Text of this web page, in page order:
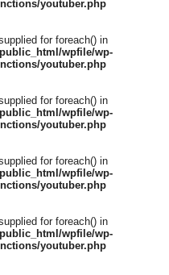
youtuber.php
for foreach() in
wpfile/wp-
youtuber.php
for foreach() in
wpfile/wp-
youtuber.php
for foreach() in
wpfile/wp-
youtuber.php
for foreach() in
wpfile/wp-
youtuber.php